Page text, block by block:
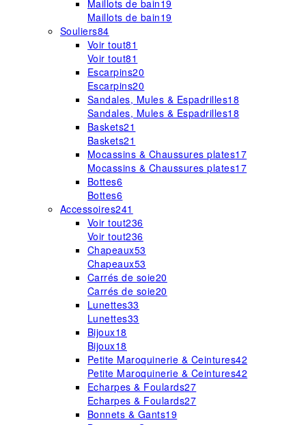
Maillots de bain19
Maillots de bain19
Souliers84
Voir tout81
Voir tout81
Escarpins20
Escarpins20
Sandales, Mules & Espadrilles18
Sandales, Mules & Espadrilles18
Baskets21
Baskets21
Mocassins & Chaussures plates17
Mocassins & Chaussures plates17
Bottes6
Bottes6
Accessoires241
Voir tout236
Voir tout236
Chapeaux53
Chapeaux53
Carrés de soie20
Carrés de soie20
Lunettes33
Lunettes33
Bijoux18
Bijoux18
Petite Maroquinerie & Ceintures42
Petite Maroquinerie & Ceintures42
Echarpes & Foulards27
Echarpes & Foulards27
Bonnets & Gants19